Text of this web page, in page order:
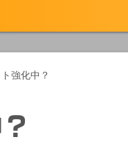
強化中？